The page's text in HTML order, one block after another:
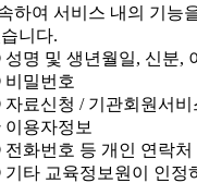
하여 서비스 내의 기능
니다.
명 및 생년월일, 신분,
밀번호
료신청 / 기관회원서비
이용자정보
화번호 등 개인 연락처
타 교육정보원이 인정